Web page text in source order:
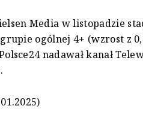
Media w listopadzie
ogólnej 4+ (wzrost z
nadawał kanał